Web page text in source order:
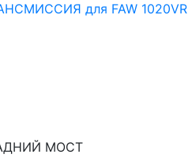
для FAW 1020VR